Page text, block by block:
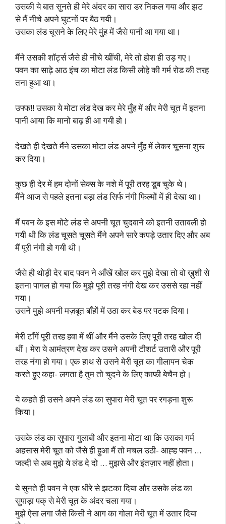
उसकी ये बात सुनते ही मेरे अंदर का सारा डर निकल गया और झट
से मैं नीचे अपने घुटनों पर बैठ गयी।
उसका लंड चूसने के लिए मेरे मुंह में जैसे पानी आ गया था।
मैंने उसकी शॉर्ट्स जैसे ही नीचे खींची, मेरे तो होश ही उड़ गए।
पवन का साढ़े आठ इंच का मोटा लंड किसी लोहे की गर्म रोड की तरह
तना हुआ था।
उफ्फ!! उसका ये मोटा लंड देख कर मेरे मुँह में और मेरी चूत में इतना
पानी आया कि मानो बाढ़ ही आ गयी हो।
देखते ही देखते मैंने उसका मोटा लंड अपने मुँह में लेकर चूसना शुरू
कर दिया।
कुछ ही देर में हम दोनों सेक्स के नशे में पूरी तरह डूब चुके थे।
मैंने आज से पहले इतना बड़ा लंड सिर्फ नंगी फिल्मों में ही देखा था।
मैं पवन के इस मोटे लंड से अपनी चूत चुदवाने को इतनी उतावली हो
गयी थी कि लंड चूसते चूसते मैंने अपने सारे कपड़े उतार दिए और अब
मैं पूरी नंगी हो गयी थी।
जैसे ही थोड़ी देर बाद पवन ने आँखें खोल कर मुझे देखा तो वो ख़ुशी से
इतना पागल हो गया कि मुझे पूरी तरह नंगी देख कर उससे रहा नहीं
गया।
उसने मुझे अपनी मज़बूत बाँहों में उठा कर बेड पर पटक दिया।
मेरी टाँगें पूरी तरह हवा में थीं और मैंने उसके लिए पूरी तरह खोल दी
थीं। मेरा ये आमंत्रण देख कर उसने अपनी टीशर्ट उतारी और पूरी
तरह नंगा हो गया। एक हाथ से उसने मेरी चूत का गीलापन चेक
करते हुए कहा- लगता है तुम तो चुदने के लिए काफी बेचैन हो।
ये कहते ही उसने अपने लंड का सुपारा मेरी चूत पर रगड़ना शुरू
किया।
उसके लंड का सुपारा गुलाबी और इतना मोटा था कि उसका गर्म
अहसास मेरी चूत को जैसे ही हुआ मैं तो मचल उठी- आह्ह पवन …
जल्दी से अब मुझे ये लंड दे दो … मुझसे और इंतज़ार नहीं होता।
ये सुनते ही पवन ने एक धीरे से झटका दिया और उसके लंड का
सुपाड़ा पक् से मेरी चूत के अंदर चला गया।
मुझे ऐसा लगा जैसे किसी ने आग का गोला मेरी चूत में उतार दिया